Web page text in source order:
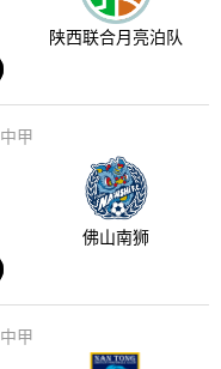
陕西联合月亮泊队
中甲
佛山南狮
中甲